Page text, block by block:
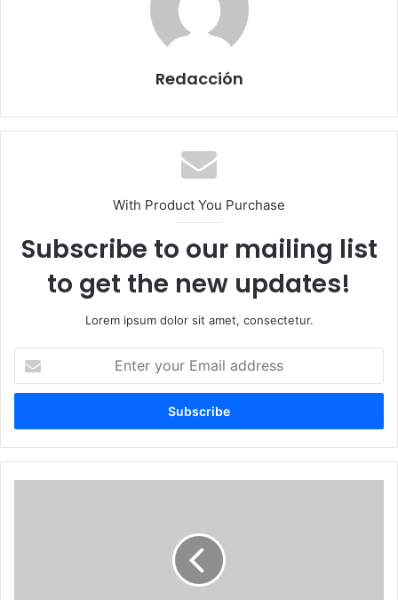
Redacción
With Product You Purchase
Subscribe to our mailing list
to get the new updates!
Lorem ipsum dolor sit amet, consectetur.
t
r
y